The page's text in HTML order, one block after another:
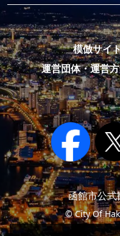
模倣サイ
運営団体・運営
函館市公
© City Of